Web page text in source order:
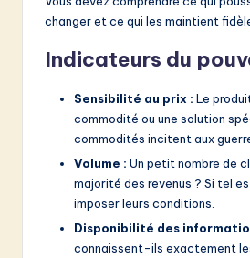
changer et ce qui les maintient
Indicateurs du
Sensibilité au prix : Le
commodité ou une solution
commodités incitent aux
Volume : Un petit nombre de
majorité des revenus ? Si tel
imposer leurs conditions.
Disponibilité des
connaissent-ils exactement